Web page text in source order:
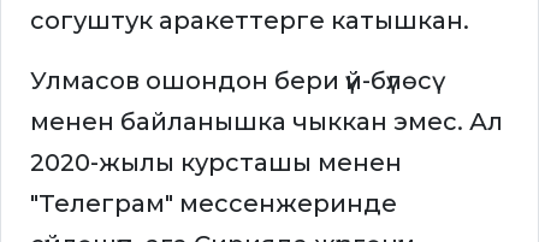
согуштук аракеттерге катышкан.
Улмасов ошондон бери үй-бүлөсү
менен байланышка чыккан эмес. Ал
2020-жылы курсташы менен
"Телеграм" мессенжеринде